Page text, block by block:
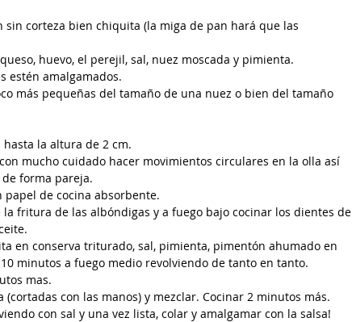
sin corteza bien chiquita (la miga de pan hará que las
huevo, el perejil, sal, nuez moscada y pimienta.
estén amalgamados.
más pequeñas del tamaño de una nuez o bien del tamaño
la altura de 2 cm.
mucho cuidado hacer movimientos circulares en la olla así
forma pareja.
papel de cocina absorbente.
la fritura de las albóndigas y a fuego bajo cocinar los dientes de
en conserva triturado, sal, pimienta, pimentón ahumado en
minutos a fuego medio revolviendo de tanto en tanto.
mas.
con las manos) y mezclar. Cocinar 2 minutos más.
con sal y una vez lista, colar y amalgamar con la salsa!